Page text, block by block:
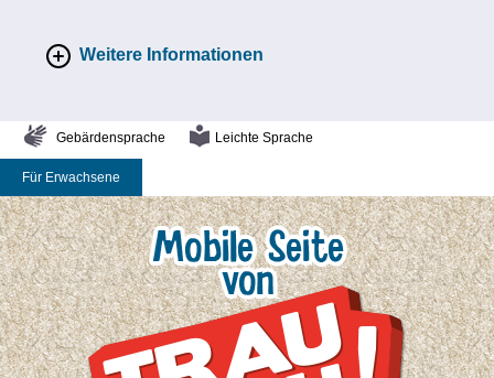
Weitere Informationen
Gebärdensprache Leichte Sprache
Für Erwachsene